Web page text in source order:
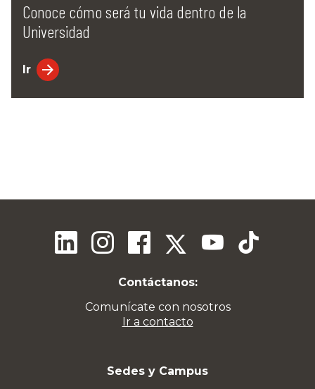
Conoce cómo será tu vida dentro de la
Universidad
Ir
Contáctanos:
Comunícate con nosotros
Ir a contacto
Sedes y Campus